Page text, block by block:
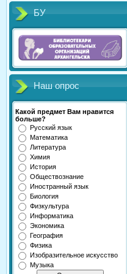
БУ
Наш опрос
Какой предмет Вам нравится
больше?
Русский язык
Математика
Литература
Химия
История
Обществознание
Иностранный язык
Биология
Физкультура
Информатика
Экономика
География
Физика
Изобразительное искусство
Музыка